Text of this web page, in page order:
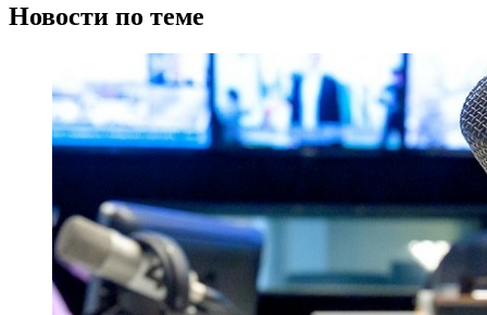
Новости по теме